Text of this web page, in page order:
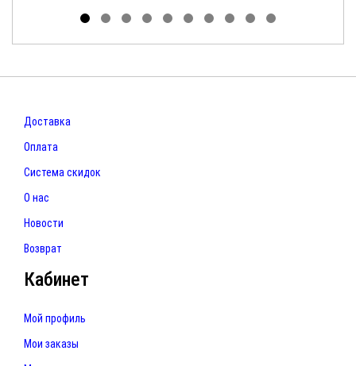
Доставка
Оплата
Система скидок
О нас
Новости
Возврат
Кабинет
Мой профиль
Мои заказы